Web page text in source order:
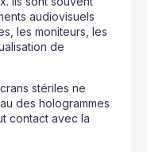
audiovisuels
les moniteurs, les
de
stériles ne
des hologrammes
contact avec la